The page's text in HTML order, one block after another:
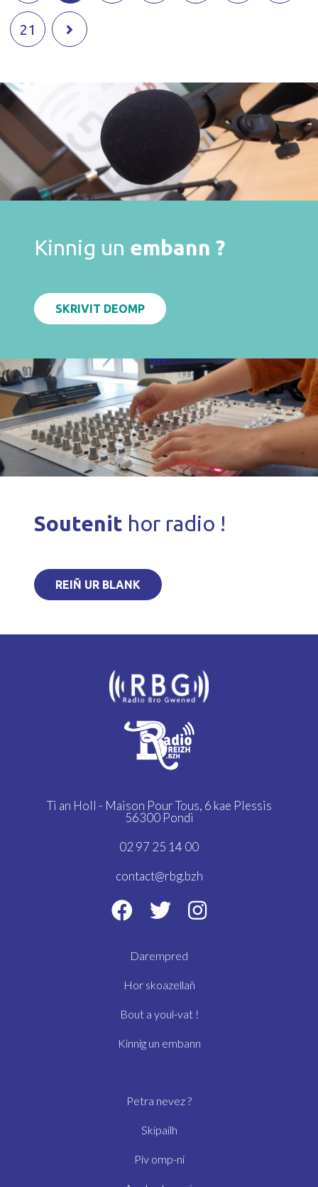
21
Kinnig un embann ?
SKRIVIT DEOMP
Soutenit hor radio !
REIÑ UR BLANK
Ti an Holl - Maison Pour Tous, 6 kae Plessis
56300 Pondi
02 97 25 14 00
contact@rbg.bzh
Darempred
Hor skoazellañ
Bout a youl-vat !
Kinnig un embann
Petra nevez ?
Skipailh
Piv omp-ni